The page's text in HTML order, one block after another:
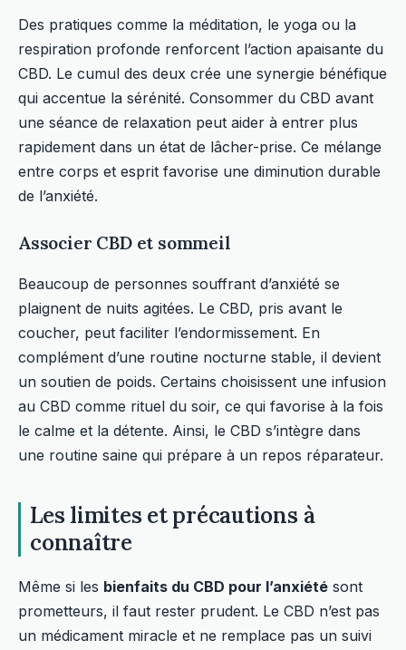
Des pratiques comme la méditation, le yoga ou la
respiration profonde renforcent l’action apaisante du
CBD. Le cumul des deux crée une synergie bénéfique
qui accentue la sérénité. Consommer du CBD avant
une séance de relaxation peut aider à entrer plus
rapidement dans un état de lâcher-prise. Ce mélange
entre corps et esprit favorise une diminution durable
de l’anxiété.
Associer CBD et sommeil
Beaucoup de personnes souffrant d’anxiété se
plaignent de nuits agitées. Le CBD, pris avant le
coucher, peut faciliter l’endormissement. En
complément d’une routine nocturne stable, il devient
un soutien de poids. Certains choisissent une infusion
au CBD comme rituel du soir, ce qui favorise à la fois
le calme et la détente. Ainsi, le CBD s’intègre dans
une routine saine qui prépare à un repos réparateur.
Les limites et précautions à
connaître
Même si les bienfaits du CBD pour l’anxiété sont
prometteurs, il faut rester prudent. Le CBD n’est pas
un médicament miracle et ne remplace pas un suivi